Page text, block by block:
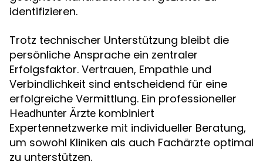
identifizieren.
Trotz technischer Unterstützung bleibt die
persönliche Ansprache ein zentraler
Erfolgsfaktor. Vertrauen, Empathie und
Verbindlichkeit sind entscheidend für eine
erfolgreiche Vermittlung. Ein professioneller
Headhunter Ärzte kombiniert
Expertennetzwerke mit individueller Beratung,
um sowohl Kliniken als auch Fachärzte optimal
zu unterstützen.